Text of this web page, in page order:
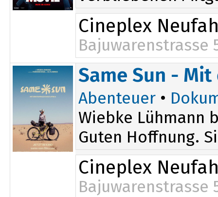
Cineplex
Bajuwarenstrasse
Same Sun -
Abenteuer •
Wiebke Lühmann
Guten Hoffnung.
Cineplex
Bajuwarenstrasse